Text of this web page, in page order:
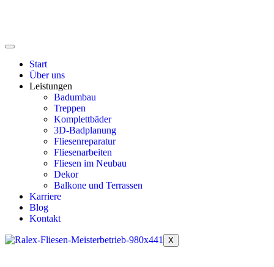
Start
Über uns
Leistungen
Badumbau
Treppen
Komplettbäder
3D-Badplanung
Fliesenreparatur
Fliesenarbeiten
Fliesen im Neubau
Dekor
Balkone und Terrassen
Karriere
Blog
Kontakt
X